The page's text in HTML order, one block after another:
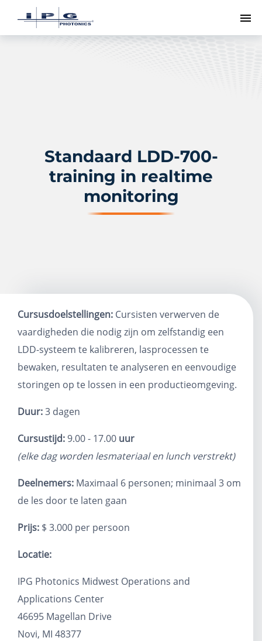
Standaard LDD-700-
training in realtime
monitoring
Cursusdoelstellingen: Cursisten verwerven de
vaardigheden die nodig zijn om zelfstandig een
LDD-systeem te kalibreren, lasprocessen te
bewaken, resultaten te analyseren en eenvoudige
storingen op te lossen in een productieomgeving.
Duur:3 dagen
Cursustijd: 9.00 - 17.00 uur
(elke dag worden lesmateriaal en lunch verstrekt)
Deelnemers: Maximaal 6 personen; minimaal 3 om
de les door te laten gaan
Prijs: $ 3.000 per persoon
Locatie:
IPG Photonics Midwest Operations and
Applications Center
46695 Magellan Drive
Novi, MI 48377